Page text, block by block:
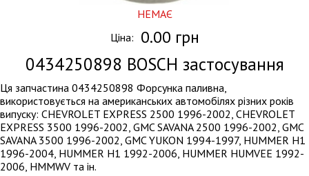
НЕМАЄ
Ціна: 0.00 грн
0434250898 BOSCH застосування
Ця запчастина 0434250898 Форсунка паливна,
використовується на американських автомобілях різних років
випуску: CHEVROLET EXPRESS 2500 1996-2002, CHEVROLET
EXPRESS 3500 1996-2002, GMC SAVANA 2500 1996-2002, GMC
SAVANA 3500 1996-2002, GMC YUKON 1994-1997, HUMMER H1
1996-2004, HUMMER H1 1992-2006, HUMMER HUMVEE 1992-
2006, HMMWV та ін.